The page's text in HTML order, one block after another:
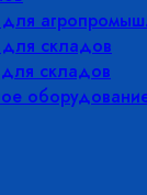
складов
складов